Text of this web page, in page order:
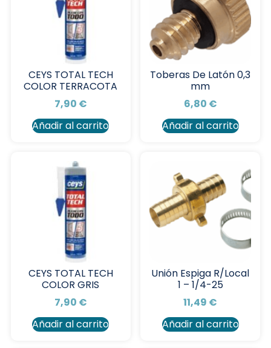
CEYS TOTAL TECH
COLOR TERRACOTA
7,90 €
Añadir al carrito
Toberas De Latón 0,3
mm
6,80 €
Añadir al carrito
CEYS TOTAL TECH
COLOR GRIS
7,90 €
Añadir al carrito
Unión Espiga R/Local
1 – 1/4-25
11,49 €
Añadir al carrito